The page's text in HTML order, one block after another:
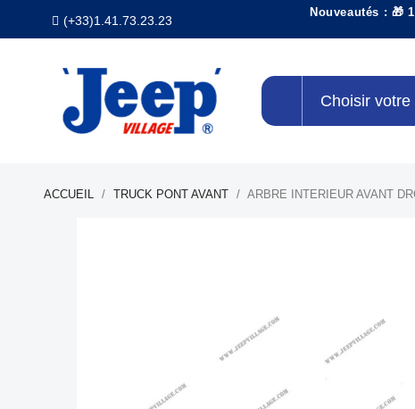
(+33)1.41.73.23.23
Nouveautés : 🎁
Choisir
ACCUEIL TRUCK PONT AVANT ARBRE INTERIEUR AVANT